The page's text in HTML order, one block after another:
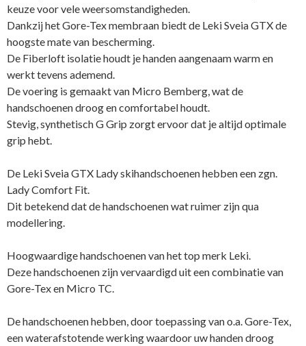
keuze voor vele weersomstandigheden.
Dankzij het Gore-Tex membraan biedt de Leki Sveia GTX de
hoogste mate van bescherming.
De Fiberloft isolatie houdt je handen aangenaam warm en
werkt tevens ademend.
De voering is gemaakt van Micro Bemberg, wat de
handschoenen droog en comfortabel houdt.
Stevig, synthetisch G Grip zorgt ervoor dat je altijd optimale
grip hebt.
De Leki Sveia GTX Lady skihandschoenen hebben een zgn.
Lady Comfort Fit.
Dit betekend dat de handschoenen wat ruimer zijn qua
modellering.
Hoogwaardige handschoenen van het top merk Leki.
Deze handschoenen zijn vervaardigd uit een combinatie van
Gore-Tex en Micro TC.
De handschoenen hebben, door toepassing van o.a. Gore-Tex,
een waterafstotende werking waardoor uw handen droog